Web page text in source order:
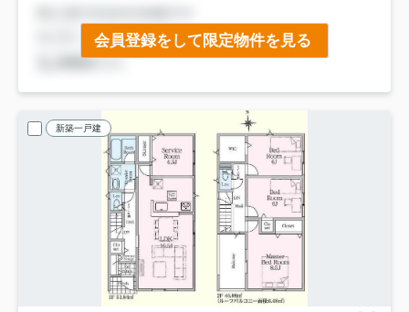
会員登録をして限定物件を見る
新築一戸建